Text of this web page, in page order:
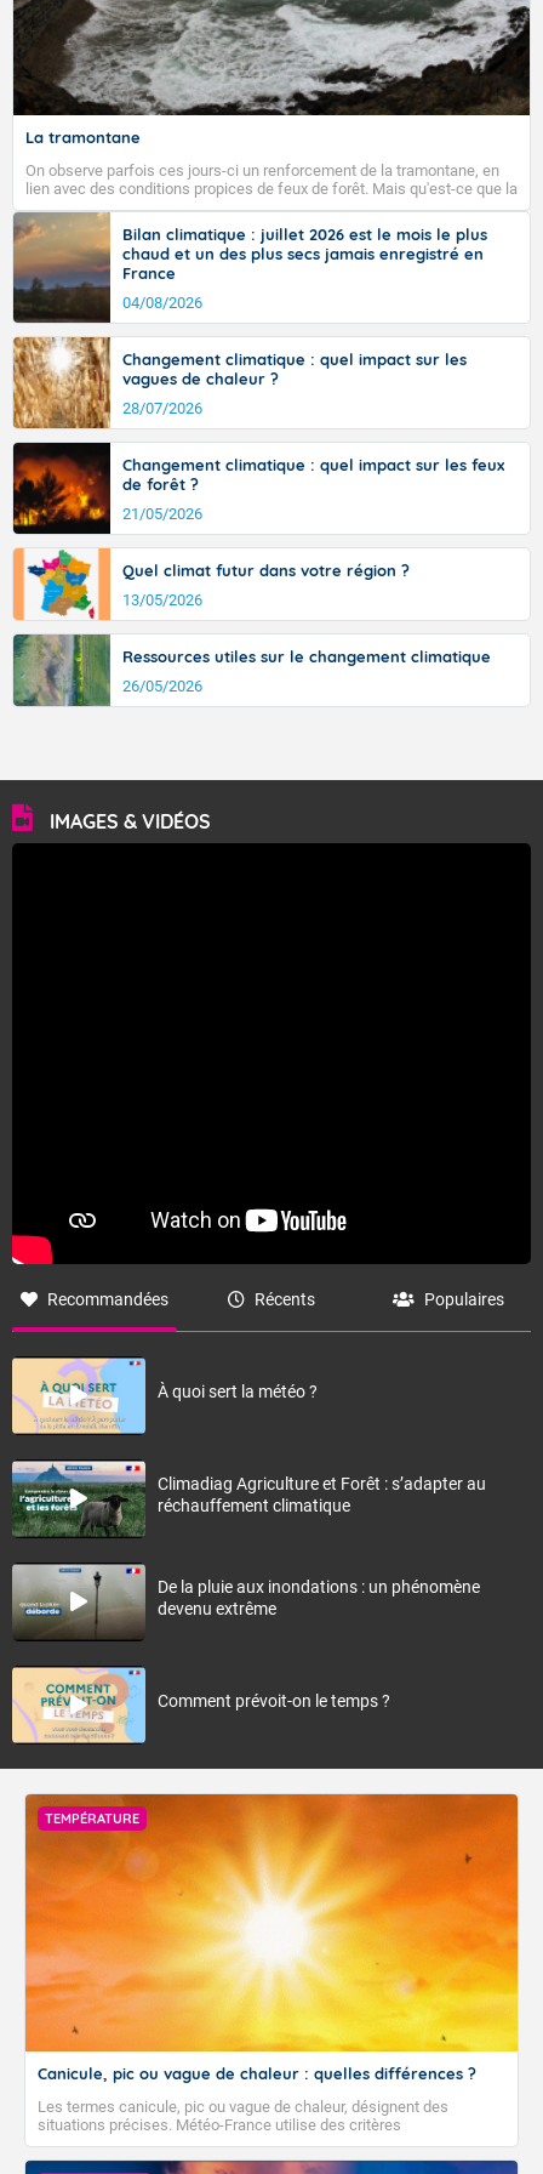
La tramontane
On observe parfois ces jours-ci un renforcement de la tramontane, en
lien avec des conditions propices de feux de forêt. Mais qu'est-ce que la
tramontane ? Quelles sont ses caractéristiques ? La tramontane est un
vent turbulent soufflant de secteur nord-ouest à nord, ou ouest à nord-
ouest, dans un secteur qui part du Roussillon à la vallée de l’Aude et à
l’ouest de l’Hérault. L’étymologie de ce vent vient du latin trasmontanus,
signifiant au-delà des monts, en allusion aux régions montagneuses
d’où provient ce vent.
Bilan climatique : juillet 2026 est le mois le plus
chaud et un des plus secs jamais enregistré en
France
04/08/2026
Changement climatique : quel impact sur les
vagues de chaleur ?
28/07/2026
Changement climatique : quel impact sur les feux
de forêt ?
21/05/2026
Quel climat futur dans votre région ?
13/05/2026
Ressources utiles sur le changement climatique
26/05/2026
IMAGES & VIDÉOS
Recommandées Récents Populaires
À quoi sert la météo ?
Climadiag Agriculture et Forêt : s’adapter au
réchauffement climatique
De la pluie aux inondations : un phénomène
devenu extrême
Comment prévoit-on le temps ?
TEMPÉRATURE
Canicule, pic ou vague de chaleur : quelles différences ?
Les termes canicule, pic ou vague de chaleur, désignent des
situations précises. Météo-France utilise des critères
climatologiques pour évaluer et qualifier les épisodes de chaleur qui
peuvent avoir des impacts sanitaires et socio-économiques